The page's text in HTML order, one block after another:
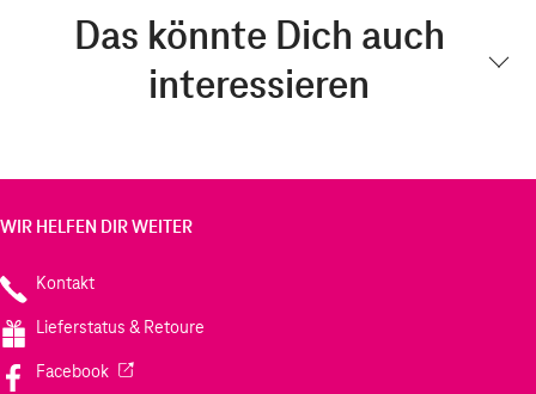
Das könnte Dich auch
interessieren
WIR HELFEN DIR WEITER
Kontakt
Lieferstatus & Retoure
Facebook(Wird in einem neuen Tab geöffnet)